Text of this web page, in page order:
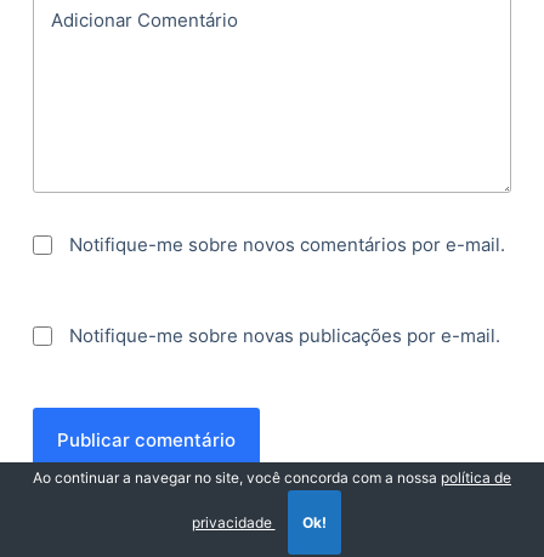
Adicionar Comentário
Notifique-me sobre novos comentários por e-mail.
Notifique-me sobre novas publicações por e-mail.
Publicar comentário
Ao continuar a navegar no site, você concorda com a nossa política de
privacidade Ok!